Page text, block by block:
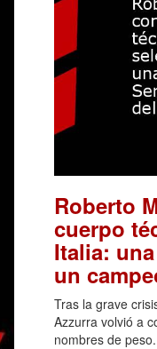
Roberto
cuerpo
Italia:
un
Tras la grave
Azzurra volvió a
nombres de peso.